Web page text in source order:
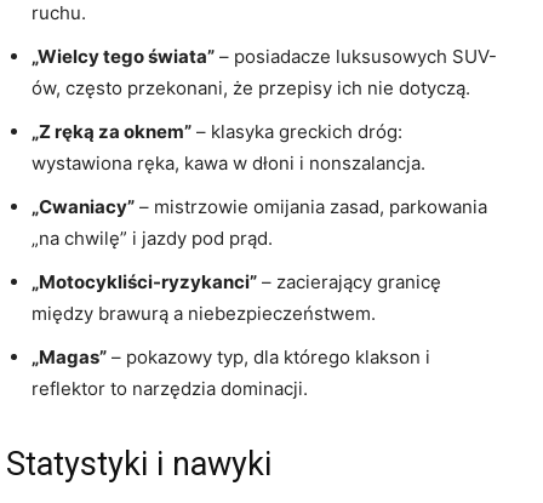
ruchu.
„Wielcy tego świata” – posiadacze luksusowych SUV-
ów, często przekonani, że przepisy ich nie dotyczą.
„Z ręką za oknem” – klasyka greckich dróg:
wystawiona ręka, kawa w dłoni i nonszalancja.
„Cwaniacy” – mistrzowie omijania zasad, parkowania
„na chwilę” i jazdy pod prąd.
„Motocykliści-ryzykanci” – zacierający granicę
między brawurą a niebezpieczeństwem.
„Magas” – pokazowy typ, dla którego klakson i
reflektor to narzędzia dominacji.
Statystyki i nawyki